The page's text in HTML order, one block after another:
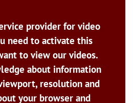
provider for video
need to activate this
to view our videos.
about information
resolution and
your browser and